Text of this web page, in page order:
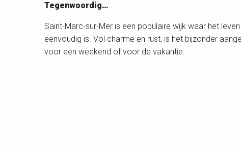
Tegenwoordig…
Saint-Marc-sur-Mer is een populaire wijk waar het
eenvoudig is. Vol charme en rust, is het bijzonder
voor een weekend of voor de vakantie.